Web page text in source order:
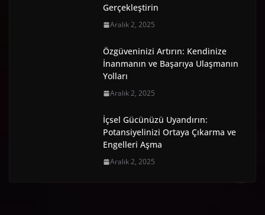
Gerçekleştirin
Aralık 2, 2025
Özgüveninizi Artırın: Kendinize
İnanmanın ve Başarıya Ulaşmanın
Yolları
Aralık 2, 2025
İçsel Gücünüzü Uyandırın:
Potansiyelinizi Ortaya Çıkarma ve
Engelleri Aşma
Aralık 2, 2025